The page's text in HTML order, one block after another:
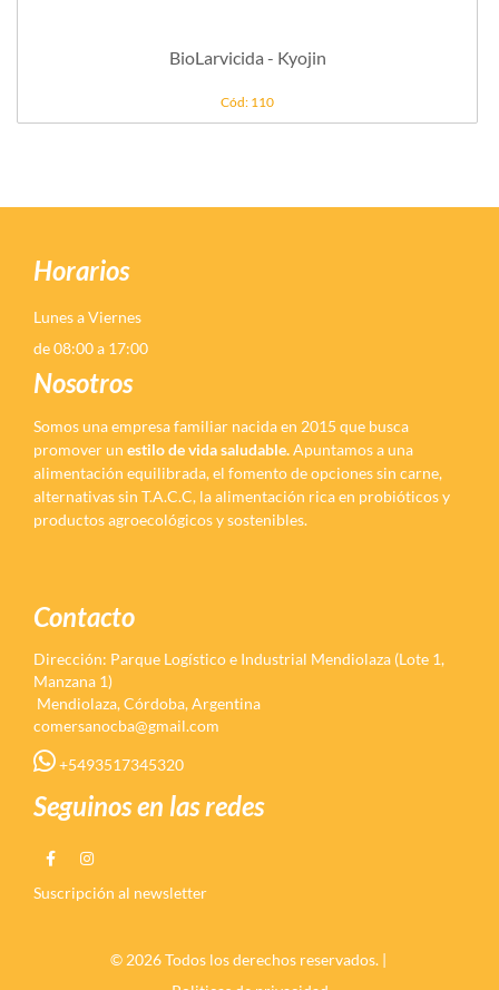
BioLarvicida - Kyojin
Cód: 110
Horarios
Lunes a Viernes
de 08:00 a 17:00
Nosotros
Somos una empresa familiar nacida en 2015 que busca
promover un estilo de vida saludable.Apuntamos a una
alimentación equilibrada, el fomento de opciones sin carne,
alternativas sin T.A.C.C, la alimentación rica en probióticos y
productos agroecológicos y sostenibles.
Contacto
Dirección: Parque Logístico e Industrial Mendiolaza (Lote 1,
Manzana 1)
Mendiolaza, Córdoba, Argentina
comersanocba@gmail.com
+5493517345320
Seguinos en las redes
Suscripción al newsletter
© 2026 Todos los derechos reservados. |